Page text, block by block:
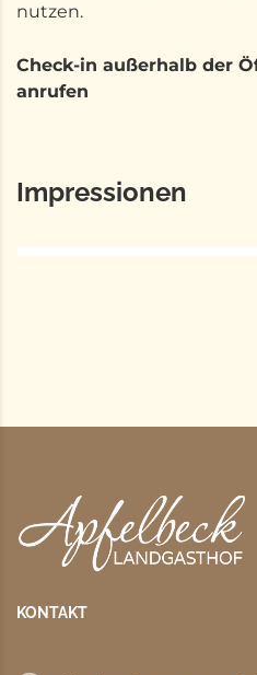
nutzen.
Check-in außerhalb der
anrufen
Impressionen
KONTAKT